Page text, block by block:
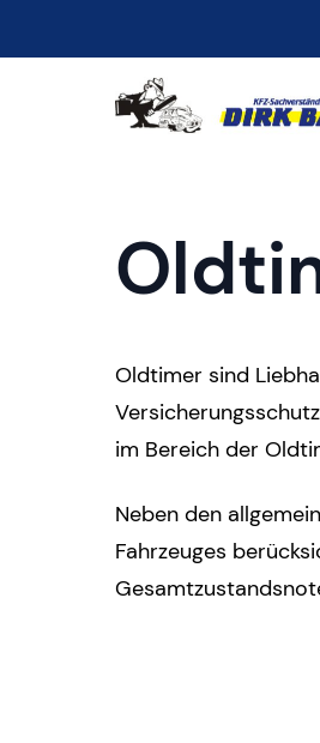
Oldtimer sind
im Bereich der
Neben den
Fahrzeuges